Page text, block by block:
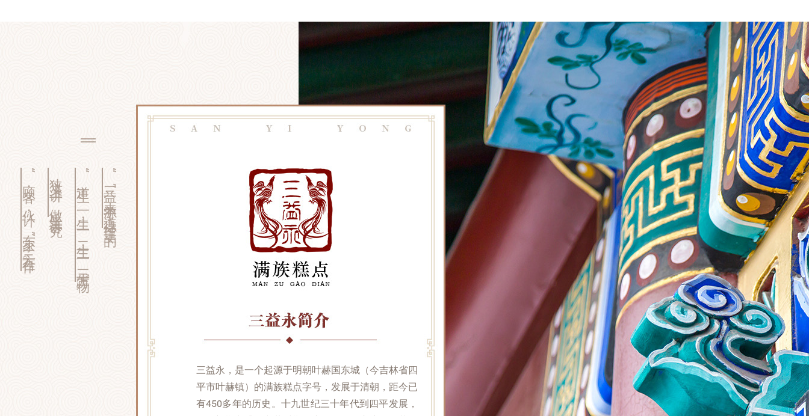
“三益”来源于《道德经》里的
“道生一，一生二，二生三，三生万物”
狭义上讲，做生意讲究
“顾客，伙计，东家”三方合作。
三益永，是一个起源于明朝叶赫国东城（今吉林省四
平市叶赫镇）的满族糕点字号，发展于清朝，距今已
有450多年的历史。十九世纪三十年代到四平发展，